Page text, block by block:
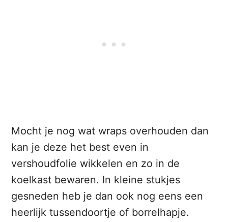
Mocht je nog wat wraps overhouden dan
kan je deze het best even in
vershoudfolie wikkelen en zo in de
koelkast bewaren. In kleine stukjes
gesneden heb je dan ook nog eens een
heerlijk tussendoortje of borrelhapje.